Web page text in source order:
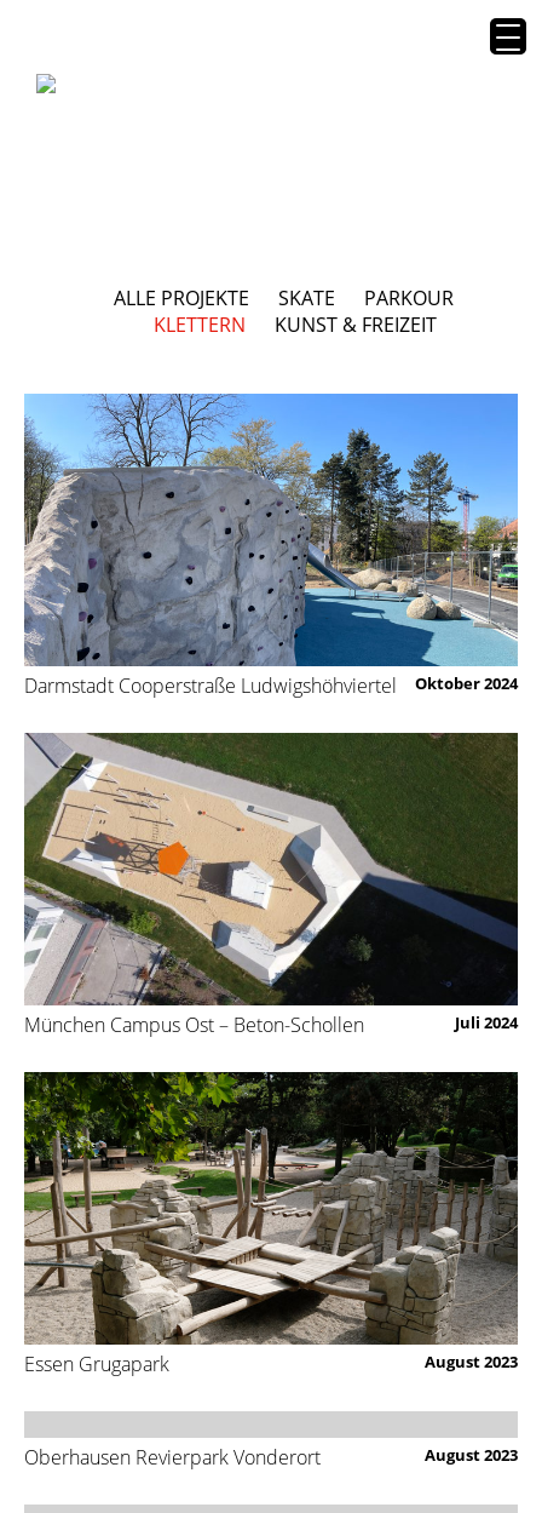
ALLE PROJEKTE SKATE
PARKOUR
KLETTERN
KUNST & FREIZEIT
Darmstadt Cooperstraße Ludwigshöhviertel Oktober 2024
München Campus Ost – Beton-Schollen Juli 2024
Essen Grugapark August 2023
Oberhausen Revierpark Vonderort August 2023